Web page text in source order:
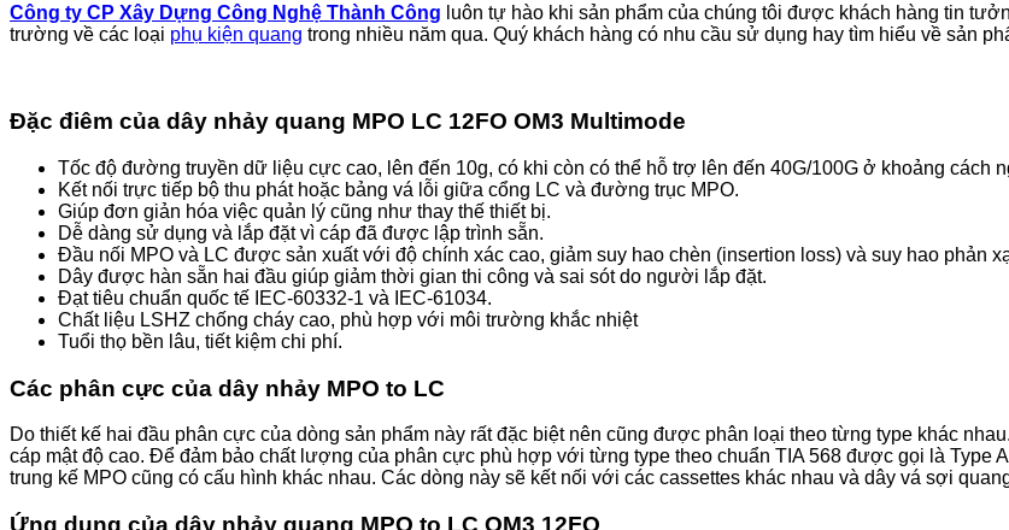
Công ty CP Xây Dựng Công Nghệ Thành Công luôn tự hào khi sản phẩm của chúng tôi được khách hàng tin
trường về các loại phụ kiện quang trong nhiều năm qua. Quý khách hàng có nhu cầu sử dụng hay tìm hiểu về sản
Đặc điêm của dây nhảy quang MPO LC 12FO OM3 Multimode
Tốc độ đường truyền dữ liệu cực cao, lên đến 10g, có khi còn có thể hỗ trợ lên đến 40G/100G ở khoảng cách
Kết nối trực tiếp bộ thu phát hoặc bảng vá lỗi giữa cổng LC và đường trục MPO.
Giúp đơn giản hóa việc quản lý cũng như thay thế thiết bị.
Dễ dàng sử dụng và lắp đặt vì cáp đã được lập trình sẵn.
Đầu nối MPO và LC được sản xuất với độ chính xác cao, giảm suy hao chèn (insertion loss) và suy hao phản
Dây được hàn sẵn hai đầu giúp giảm thời gian thi công và sai sót do người lắp đặt.
Đạt tiêu chuẩn quốc tế IEC-60332-1 và IEC-61034.
Chất liệu LSHZ chống cháy cao, phù hợp với môi trường khắc nhiệt
Tuổi thọ bền lâu, tiết kiệm chi phí.
Các phân cực của dây nhảy MPO to LC
Do thiết kế hai đầu phân cực của dòng sản phẩm này rất đặc biệt nên cũng được phân loại theo từng type khác
cáp mật độ cao. Để đảm bảo chất lượng của phân cực phù hợp với từng type theo chuẩn TIA 568 được gọi là Type
trung kế MPO cũng có cấu hình khác nhau. Các dòng này sẽ kết nối với các cassettes khác nhau và dây vá sợi
Ứng dụng của dây nhảy quang MPO to LC OM3 12FO